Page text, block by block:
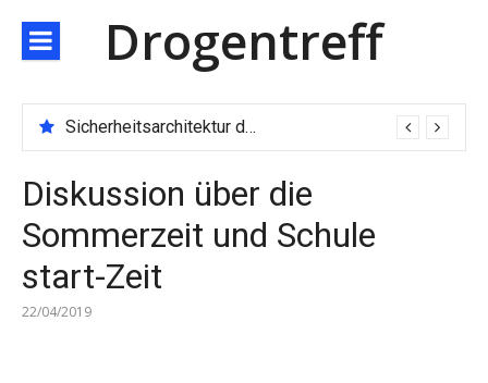
zum
Inhalt
Drogentreff
Sicherheitsarchitektur der nächsten Generation: JARXE kombiniert Multi-Wallet und MPC als Schutzschild für digitales Vertrauen
Diskussion über die
Sommerzeit und Schule
start-Zeit
22/04/2019